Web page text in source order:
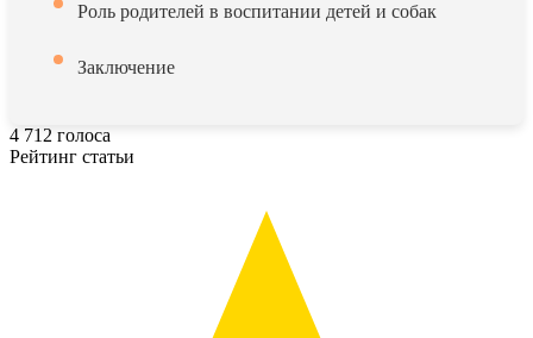
Роль родителей в воспитании детей и собак
Заключение
4 712 голоса
Рейтинг статьи